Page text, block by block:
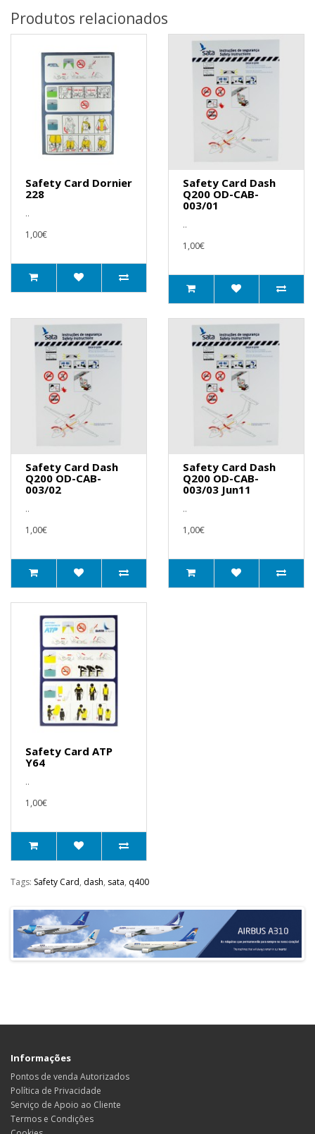
Produtos relacionados
Safety Card Dornier
228
..
1,00€
Safety Card Dash
Q200 OD-CAB-
003/01
..
1,00€
Safety Card Dash
Q200 OD-CAB-
003/02
..
1,00€
Safety Card Dash
Q200 OD-CAB-
003/03 Jun11
..
1,00€
Safety Card ATP
Y64
..
1,00€
Tags: Safety Card, dash, sata, q400
Informações
Pontos de venda Autorizados
Política de Privacidade
Serviço de Apoio ao Cliente
Termos e Condições